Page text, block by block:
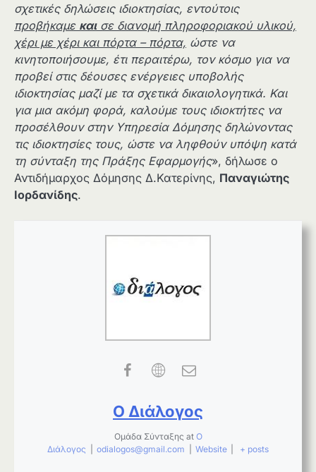
σχετικές δηλώσεις ιδιοκτησίας, εντούτοις
προβήκαμε καισε διανομή πληροφοριακού υλικού,
χέρι με χέρι και πόρτα – πόρτα, ώστε να
κινητοποιήσουμε, έτι περαιτέρω, τον κόσμο για να
προβεί στις δέουσες ενέργειες υποβολής
ιδιοκτησίας μαζί με τα σχετικά δικαιολογητικά. Και
για μια ακόμη φορά, καλούμε τους ιδιοκτήτες να
προσέλθουν στην Υπηρεσία Δόμησης δηλώνοντας
τις ιδιοκτησίες τους, ώστε να ληφθούν υπόψη κατά
τη σύνταξη της Πράξης Εφαρμογής», δήλωσε ο
Αντιδήμαρχος Δόμησης Δ.Κατερίνης, Παναγιώτης
Ιορδανίδης.
Ο Διάλογος
Ομάδα Σύνταξης at Ο
Διάλογος
odialogos@gmail.com Website + posts